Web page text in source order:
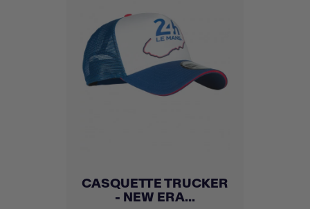
CASQUETTE TRUCKER
- NEW ERA...